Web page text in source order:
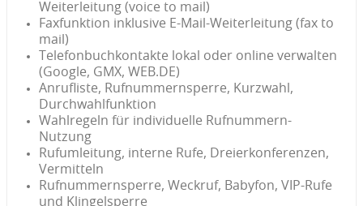
Weiterleitung (voice to mail)
Faxfunktion inklusive E-Mail-Weiterleitung (fax to
mail)
Telefonbuchkontakte lokal oder online verwalten
(Google, GMX, WEB.DE)
Anrufliste, Rufnummernsperre, Kurzwahl,
Durchwahlfunktion
Wahlregeln für individuelle Rufnummern-
Nutzung
Rufumleitung, interne Rufe, Dreierkonferenzen,
Vermitteln
Rufnummernsperre, Weckruf, Babyfon, VIP-Rufe
und Klingelsperre